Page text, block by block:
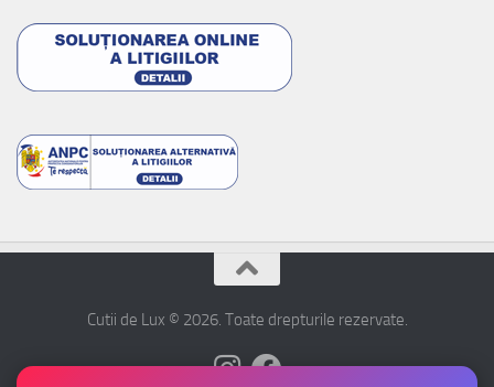
Cutii de Lux © 2026. Toate drepturile rezervate.